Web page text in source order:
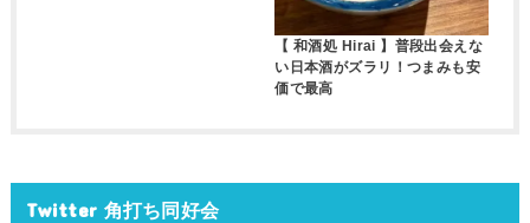
【 和酒処 Hirai 】普段出会えな
い日本酒がズラリ！つまみも安
価で最高
Twitter 角打ち同好会